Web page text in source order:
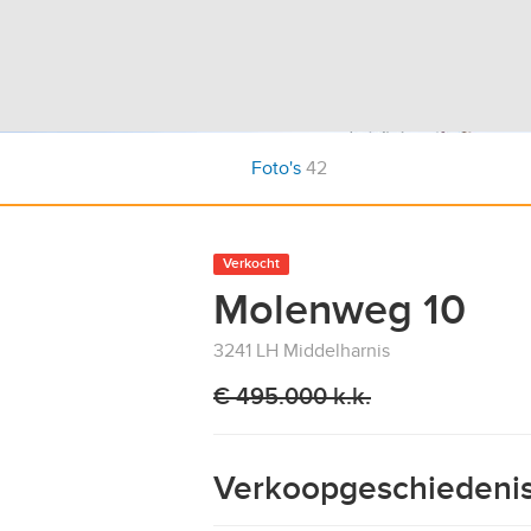
Foto's 42
Verkocht
Molenweg 10
3241 LH Middelharnis
€ 495.000 k.k.